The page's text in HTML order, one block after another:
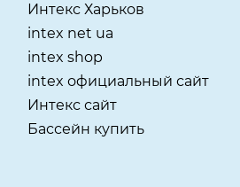
Интекс Харьков
intex net ua
intex shop
intex официальный сайт
Интекс сайт
Бассейн купить